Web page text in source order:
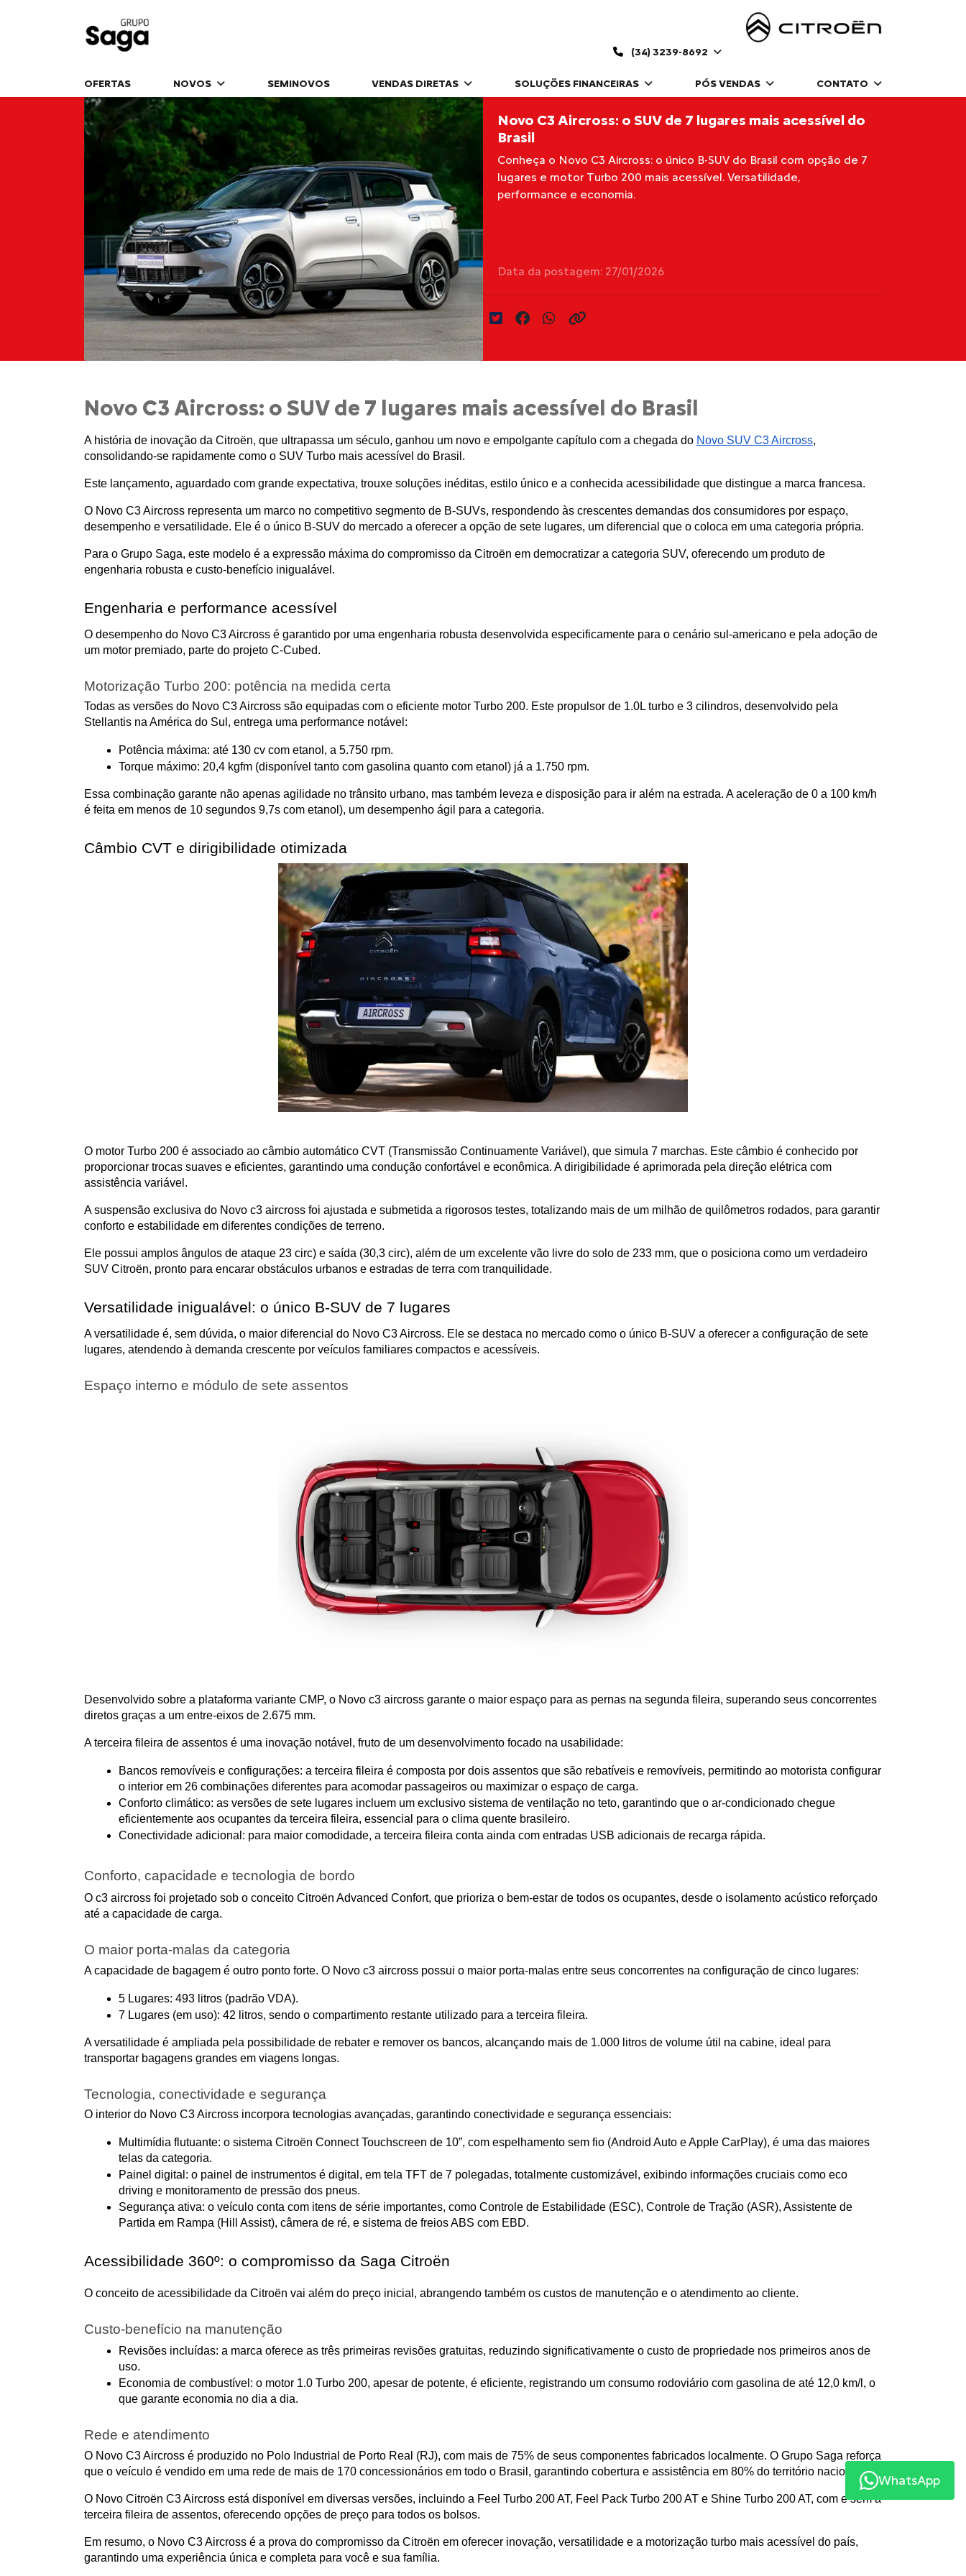
(34) 3239-8692
OFERTAS NOVOS SEMINOVOS VENDAS DIRETAS SOLUÇÕES FINANCEIRAS PÓS VENDAS CONTATO
Novo C3 Aircross: o SUV de 7 lugares mais acessível do
Brasil
Conheça o Novo C3 Aircross: o único B-SUV do Brasil com opção de 7
lugares e motor Turbo 200 mais acessível. Versatilidade,
performance e economia.
Data da postagem: 27/01/2026
Novo C3 Aircross: o SUV de 7 lugares mais acessível do Brasil
A história de inovação da Citroën, que ultrapassa um século, ganhou um novo e empolgante capítulo com a chegada do Novo SUV C3 Aircross,
consolidando-se rapidamente como o SUV Turbo mais acessível do Brasil.
Este lançamento, aguardado com grande expectativa, trouxe soluções inéditas, estilo único e a conhecida acessibilidade que distingue a marca francesa.
O Novo C3 Aircross representa um marco no competitivo segmento de B-SUVs, respondendo às crescentes demandas dos consumidores por espaço,
desempenho e versatilidade. Ele é o único B-SUV do mercado a oferecer a opção de sete lugares, um diferencial que o coloca em uma categoria própria.
Para o Grupo Saga, este modelo é a expressão máxima do compromisso da Citroën em democratizar a categoria SUV, oferecendo um produto de
engenharia robusta e custo-benefício inigualável.
Engenharia e performance acessível
O desempenho do Novo C3 Aircross é garantido por uma engenharia robusta desenvolvida especificamente para o cenário sul-americano e pela adoção de
um motor premiado, parte do projeto C-Cubed.
Motorização Turbo 200: potência na medida certa
Todas as versões do Novo C3 Aircross são equipadas com o eficiente motor Turbo 200. Este propulsor de 1.0L turbo e 3 cilindros, desenvolvido pela
Stellantis na América do Sul, entrega uma performance notável:
Potência máxima: até 130 cv com etanol, a 5.750 rpm.
Torque máximo: 20,4 kgfm (disponível tanto com gasolina quanto com etanol) já a 1.750 rpm.
Essa combinação garante não apenas agilidade no trânsito urbano, mas também leveza e disposição para ir além na estrada. A aceleração de 0 a 100 km/h
é feita em menos de 10 segundos 9,7s com etanol), um desempenho ágil para a categoria.
Câmbio CVT e dirigibilidade otimizada
O motor Turbo 200 é associado ao câmbio automático CVT (Transmissão Continuamente Variável), que simula 7 marchas. Este câmbio é conhecido por
proporcionar trocas suaves e eficientes, garantindo uma condução confortável e econômica. A dirigibilidade é aprimorada pela direção elétrica com
assistência variável.
A suspensão exclusiva do Novo c3 aircross foi ajustada e submetida a rigorosos testes, totalizando mais de um milhão de quilômetros rodados, para garantir
conforto e estabilidade em diferentes condições de terreno.
Ele possui amplos ângulos de ataque 23 circ) e saída (30,3 circ), além de um excelente vão livre do solo de 233 mm, que o posiciona como um verdadeiro
SUV Citroën, pronto para encarar obstáculos urbanos e estradas de terra com tranquilidade.
Versatilidade inigualável: o único B-SUV de 7 lugares
A versatilidade é, sem dúvida, o maior diferencial do Novo C3 Aircross. Ele se destaca no mercado como o único B-SUV a oferecer a configuração de sete
lugares, atendendo à demanda crescente por veículos familiares compactos e acessíveis.
Espaço interno e módulo de sete assentos
Desenvolvido sobre a plataforma variante CMP, o Novo c3 aircross garante o maior espaço para as pernas na segunda fileira, superando seus concorrentes
diretos graças a um entre-eixos de 2.675 mm.
A terceira fileira de assentos é uma inovação notável, fruto de um desenvolvimento focado na usabilidade:
Bancos removíveis e configurações: a terceira fileira é composta por dois assentos que são rebatíveis e removíveis, permitindo ao motorista configurar
o interior em 26 combinações diferentes para acomodar passageiros ou maximizar o espaço de carga.
Conforto climático: as versões de sete lugares incluem um exclusivo sistema de ventilação no teto, garantindo que o ar-condicionado chegue
eficientemente aos ocupantes da terceira fileira, essencial para o clima quente brasileiro.
Conectividade adicional: para maior comodidade, a terceira fileira conta ainda com entradas USB adicionais de recarga rápida.
Conforto, capacidade e tecnologia de bordo
O c3 aircross foi projetado sob o conceito Citroën Advanced Confort, que prioriza o bem-estar de todos os ocupantes, desde o isolamento acústico reforçado
até a capacidade de carga.
O maior porta-malas da categoria
A capacidade de bagagem é outro ponto forte. O Novo c3 aircross possui o maior porta-malas entre seus concorrentes na configuração de cinco lugares:
5 Lugares: 493 litros (padrão VDA).
7 Lugares (em uso): 42 litros, sendo o compartimento restante utilizado para a terceira fileira.
A versatilidade é ampliada pela possibilidade de rebater e remover os bancos, alcançando mais de 1.000 litros de volume útil na cabine, ideal para
transportar bagagens grandes em viagens longas.
Tecnologia, conectividade e segurança
O interior do Novo C3 Aircross incorpora tecnologias avançadas, garantindo conectividade e segurança essenciais:
Multimídia flutuante: o sistema Citroën Connect Touchscreen de 10”, com espelhamento sem fio (Android Auto e Apple CarPlay), é uma das maiores
telas da categoria.
Painel digital: o painel de instrumentos é digital, em tela TFT de 7 polegadas, totalmente customizável, exibindo informações cruciais como eco
driving e monitoramento de pressão dos pneus.
Segurança ativa: o veículo conta com itens de série importantes, como Controle de Estabilidade (ESC), Controle de Tração (ASR), Assistente de
Partida em Rampa (Hill Assist), câmera de ré, e sistema de freios ABS com EBD.
Acessibilidade 360º: o compromisso da Saga Citroën
O conceito de acessibilidade da Citroën vai além do preço inicial, abrangendo também os custos de manutenção e o atendimento ao cliente.
Custo-benefício na manutenção
Revisões incluídas: a marca oferece as três primeiras revisões gratuitas, reduzindo significativamente o custo de propriedade nos primeiros anos de
uso.
Economia de combustível: o motor 1.0 Turbo 200, apesar de potente, é eficiente, registrando um consumo rodoviário com gasolina de até 12,0 km/l, o
que garante economia no dia a dia.
Rede e atendimento
O Novo C3 Aircross é produzido no Polo Industrial de Porto Real (RJ), com mais de 75% de seus componentes fabricados localmente. O Grupo Saga reforça
que o veículo é vendido em uma rede de mais de 170 concessionários em todo o Brasil, garantindo cobertura e assistência em 80% do território nacional.
O Novo Citroën C3 Aircross está disponível em diversas versões, incluindo a Feel Turbo 200 AT, Feel Pack Turbo 200 AT e Shine Turbo 200 AT, com e sem a
terceira fileira de assentos, oferecendo opções de preço para todos os bolsos.
Em resumo, o Novo C3 Aircross é a prova do compromisso da Citroën em oferecer inovação, versatilidade e a motorização turbo mais acessível do país,
garantindo uma experiência única e completa para você e sua família.
WhatsApp